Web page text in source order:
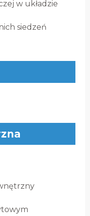
w układzie
siedzeń